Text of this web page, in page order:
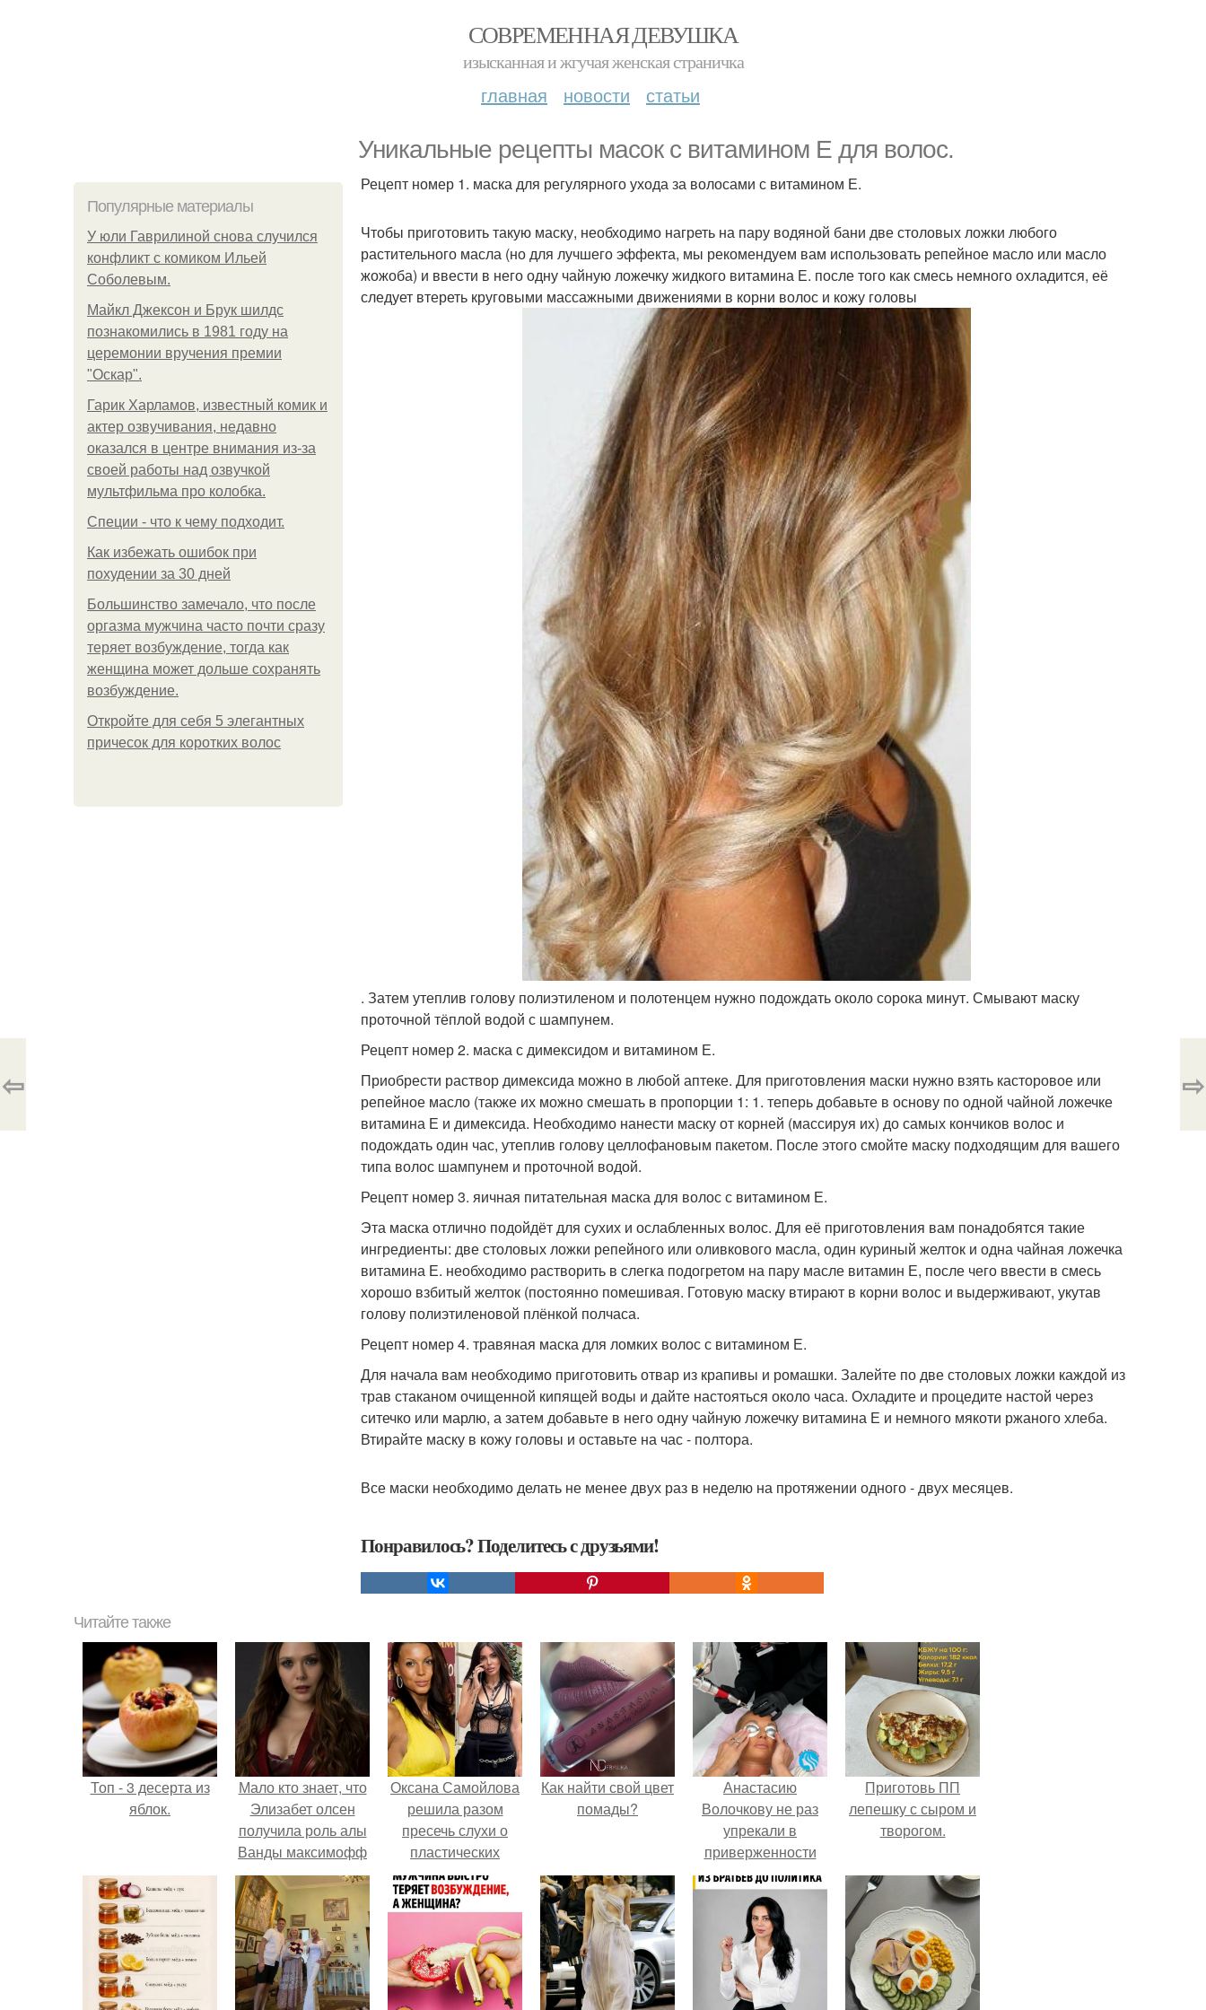
СОВРЕМЕННАЯ ДЕВУШКА
изысканная и жгучая женская страничка
главная новости статьи
Уникальные рецепты масок с витамином Е для волос.
Популярные материалы
У юли Гаврилиной снова случился
конфликт с комиком Ильей
Соболевым.
Майкл Джексон и Брук шилдс
познакомились в 1981 году на
церемонии вручения премии
"Оскар".
Гарик Харламов, известный комик и
актер озвучивания, недавно
оказался в центре внимания из-за
своей работы над озвучкой
мультфильма про колобка.
Специи - что к чему подходит.
Как избежать ошибок при
похудении за 30 дней
Большинство замечало, что после
оргазма мужчина часто почти сразу
теряет возбуждение, тогда как
женщина может дольше сохранять
возбуждение.
Откройте для себя 5 элегантных
причесок для коротких волос
Рецепт номер 1. маска для регулярного ухода за волосами с витамином Е.
Чтобы приготовить такую маску, необходимо нагреть на пару водяной бани две столовых ложки любого
растительного масла (но для лучшего эффекта, мы рекомендуем вам использовать репейное масло или масло
жожоба) и ввести в него одну чайную ложечку жидкого витамина Е. после того как смесь немного охладится, её
следует втереть круговыми массажными движениями в корни волос и кожу головы
. Затем утеплив голову полиэтиленом и полотенцем нужно подождать около сорока минут. Смывают маску
проточной тёплой водой с шампунем.
Рецепт номер 2. маска с димексидом и витамином Е.
Приобрести раствор димексида можно в любой аптеке. Для приготовления маски нужно взять касторовое или
репейное масло (также их можно смешать в пропорции 1: 1. теперь добавьте в основу по одной чайной ложечке
витамина Е и димексида. Необходимо нанести маску от корней (массируя их) до самых кончиков волос и
подождать один час, утеплив голову целлофановым пакетом. После этого смойте маску подходящим для вашего
типа волос шампунем и проточной водой.
Рецепт номер 3. яичная питательная маска для волос с витамином Е.
Эта маска отлично подойдёт для сухих и ослабленных волос. Для её приготовления вам понадобятся такие
ингредиенты: две столовых ложки репейного или оливкового масла, один куриный желток и одна чайная ложечка
витамина Е. необходимо растворить в слегка подогретом на пару масле витамин Е, после чего ввести в смесь
хорошо взбитый желток (постоянно помешивая. Готовую маску втирают в корни волос и выдерживают, укутав
голову полиэтиленовой плёнкой полчаса.
Рецепт номер 4. травяная маска для ломких волос с витамином Е.
Для начала вам необходимо приготовить отвар из крапивы и ромашки. Залейте по две столовых ложки каждой из
трав стаканом очищенной кипящей воды и дайте настояться около часа. Охладите и процедите настой через
ситечко или марлю, а затем добавьте в него одну чайную ложечку витамина Е и немного мякоти ржаного хлеба.
Втирайте маску в кожу головы и оставьте на час - полтора.
Все маски необходимо делать не менее двух раз в неделю на протяжении одного - двух месяцев.
Понравилось? Поделитесь с друзьями!
⇦ ⇨
Читайте также
Топ - 3 десерта из
яблок.
Мало кто знает, что
Элизабет олсен
получила роль алы
Ванды максимофф
не сразу.
Оксана Самойлова
решила разом
пресечь слухи о
пластических
операциях и
публично
прояснила
ситуацию.
Как найти свой цвет
помады?
Анастасию
Волочкову не раз
упрекали в
приверженности
устаревшим бьюти -
процедурам.
Приготовь ПП
лепешку с сыром и
творогом.